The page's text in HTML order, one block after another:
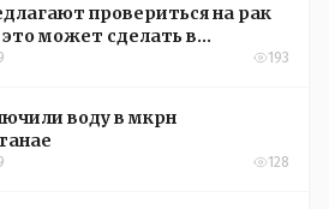
провериться на рак
может сделать в
193
воду в мкрн
128